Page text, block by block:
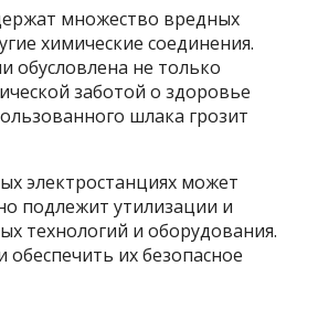
множество вредных
химические соединения.
обусловлена не только
заботой о здоровье
шлака грозит
электростанциях может
подлежит утилизации и
технологий и оборудования.
их безопасное